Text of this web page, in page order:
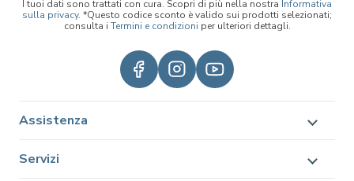
I tuoi dati sono trattati con cura. Scopri di più nella nostra Informativa
sulla privacy. *Questo codice sconto è valido sui prodotti selezionati;
consulta i Termini e condizioni per ulteriori dettagli.
Assistenza
Servizi